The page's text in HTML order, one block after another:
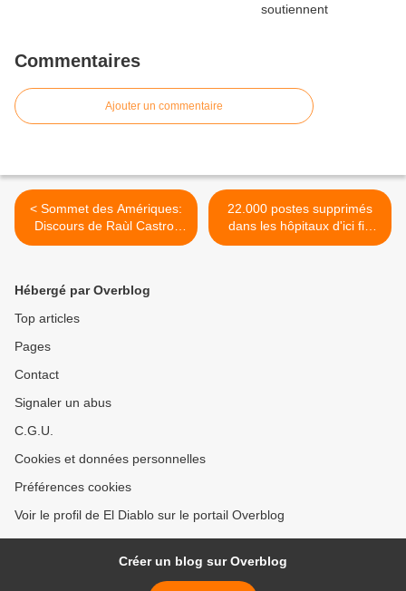
Commentaires
Ajouter un commentaire
< Sommet des Amériques:
Discours de Raùl Castro,
Président de la République
22.000 postes supprimés
dans les hôpitaux d'ici fin
2017 >
Hébergé par Overblog
Top articles
Pages
Contact
Signaler un abus
C.G.U.
Cookies et données personnelles
Préférences cookies
Voir le profil de El Diablo sur le portail Overblog
Créer un blog sur Overblog